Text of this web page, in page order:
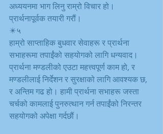
अध्ययनमा भाग लिनु राम्रो विचार हो।
प्रार्थनापूर्वक तयारी गरौं।
✴️५
हाम्रो साप्ताहिक बुधवार सेवाहरू र प्रार्थना
सभाहरूमा तपाईंको सहयोगको लागि धन्यवाद।
प्रार्थना मण्डलीको एउटा महत्त्वपूर्ण काम हो, र
मण्डलीलाई निर्देशन र सुरक्षाको लागि आवश्यक छ,
र अन्तिम गढ हो। हामी प्रार्थना सभाहरू जस्ता
चर्चको कामलाई पुनरुत्थान गर्न तपाईंको निरन्तर
सहयोगको अपेक्षा गर्दछौं।